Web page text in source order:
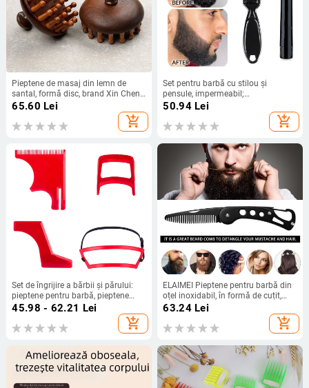
Pieptene de masaj din lemn de
santal, formă disc, brand Xin Chen
Xuan
65.60 Lei
add_shopping_cart
Set pentru barbă cu stilou și
pensule, impermeabil;
VERONNI/Bellonie, plastic, origine
50.94Lei
add_shopping_cart
Set de îngrijire a bărbii și părului:
pieptene pentru barbă, pieptene
pentru păr, instrument de stilizare a
bărbii, riglă pentru tăierea părului la
nivelul gâtului
45.98 - 62.21 Lei
add_shopping_cart
ELAIMEI Pieptene pentru barbă din
oțel inoxidabil, în formă de cuțit,
drept – instrument de stilizare a
63.24Lei
add_shopping_cart